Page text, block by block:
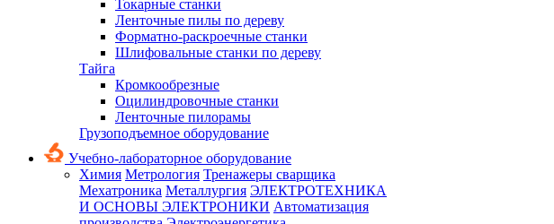
Токарные станки
Ленточные пилы по дереву
Форматно-раскроечные станки
Шлифовальные станки по дереву
Тайга
Кромкообрезные
Оцилиндровочные станки
Ленточные пилорамы
Грузоподъемное оборудование
Учебно-лабораторное оборудование
Химия Метрология Тренажеры сварщика
Мехатроника Металлургия ЭЛЕКТРОТЕХНИКА
И ОСНОВЫ ЭЛЕКТРОНИКИ Автоматизация